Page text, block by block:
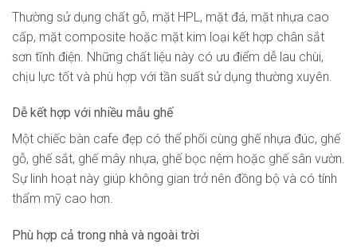
Thường sử dụng chất gỗ, mặt HPL, mặt đá, mặt nhựa cao
cấp, mặt composite hoặc mặt kim loại kết hợp chân sắt
sơn tĩnh điện. Những chất liệu này có ưu điểm dễ lau chùi,
chịu lực tốt và phù hợp với tần suất sử dụng thường xuyên.
Dễ kết hợp với nhiều mẫu ghế
Một chiếc bàn cafe đẹp có thể phối cùng ghế nhựa đúc, ghế
gỗ, ghế sắt, ghế mây nhựa, ghế bọc nệm hoặc ghế sân vườn.
Sự linh hoạt này giúp không gian trở nên đồng bộ và có tính
thẩm mỹ cao hơn.
Phù hợp cả trong nhà và ngoài trời